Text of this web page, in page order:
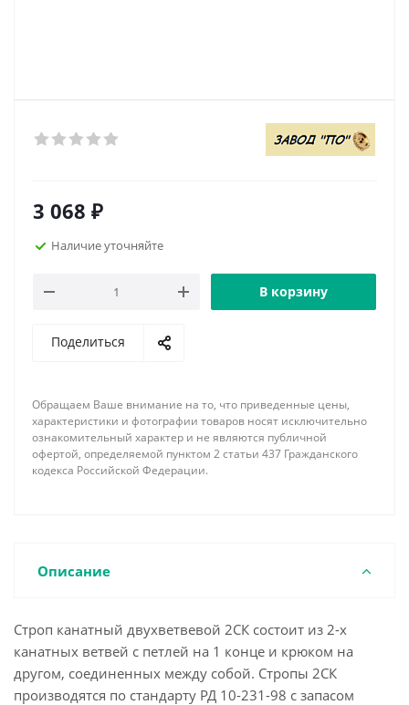
3 068 ₽
Наличие уточняйте
В корзину
Поделиться
Обращаем Ваше внимание на то, что приведенные цены,
характеристики и фотографии товаров носят исключительно
ознакомительный характер и не являются публичной
офертой, определяемой пунктом 2 статьи 437 Гражданского
кодекса Российской Федерации.
Описание
Строп канатный двухветвевой 2СК состоит из 2-х
канатных ветвей с петлей на 1 конце и крюком на
другом, соединенных между собой. Стропы 2СК
производятся по стандарту РД 10-231-98 с запасом